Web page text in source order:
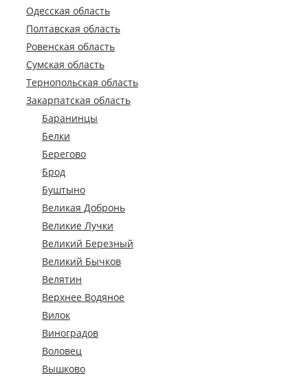
Одесская область
Полтавская область
Ровенская область
Сумская область
Тернопольская область
Закарпатская область
Баранинцы
Белки
Берегово
Брод
Буштыно
Великая Добронь
Великие Лучки
Великий Березный
Великий Бычков
Велятин
Верхнее Водяное
Вилок
Виноградов
Воловец
Вышково